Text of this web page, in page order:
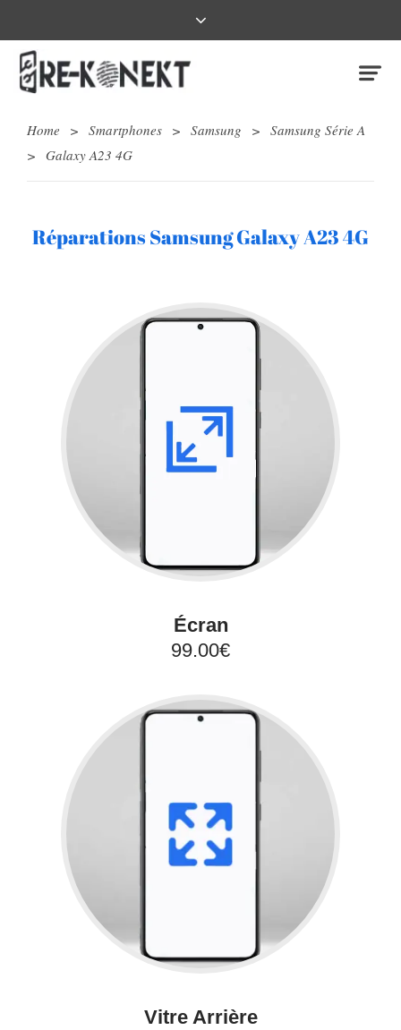
Home > Smartphones > Samsung > Samsung Série A
> Galaxy A23 4G
Réparations Samsung Galaxy A23 4G
Écran
99.00€
Vitre Arrière